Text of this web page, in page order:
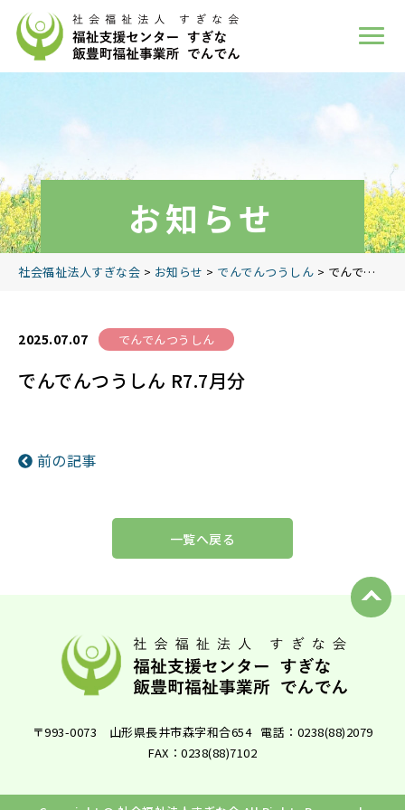
お知らせ
社会福祉法人すぎな会 > お知らせ > でんでんつうしん > でんでんつうしん R7.7月分
2025.07.07 でんでんつうしん
でんでんつうしん R7.7月分
前の記事
一覧へ戻る
〒993-0073 山形県長井市森字和合654 電話：0238(88)2079
FAX：0238(88)7102